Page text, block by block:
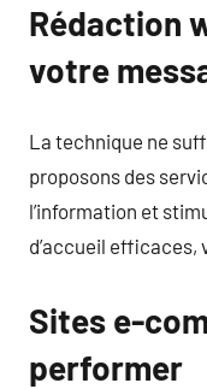
Rédaction
votre
La technique ne
proposons des
l’information et
d’accueil efficaces,
Sites e-
performer